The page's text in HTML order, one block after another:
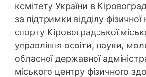
комітету України в
за підтримки відділу
спорту Кіровоградської
управління освіти, науки,
обласної державної
міського центру фізичного